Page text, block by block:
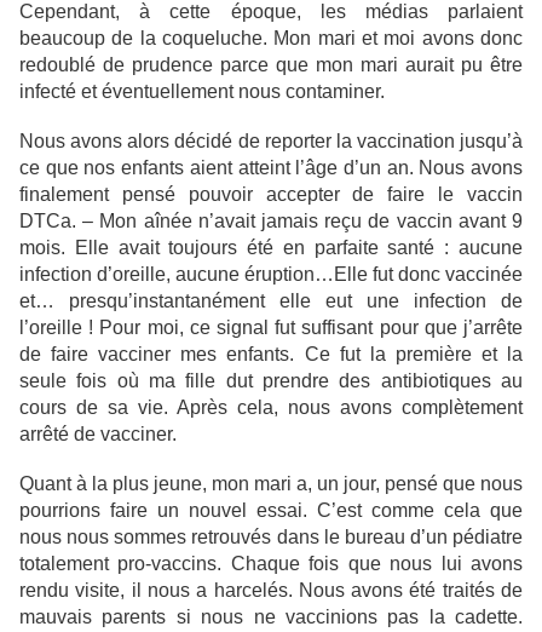
Cependant, à cette époque, les médias parlaient
beaucoup de la coqueluche. Mon mari et moi avons donc
redoublé de prudence parce que mon mari aurait pu être
infecté et éventuellement nous contaminer.
Nous avons alors décidé de reporter la vaccination jusqu’à
ce que nos enfants aient atteint l’âge d’un an. Nous avons
finalement pensé pouvoir accepter de faire le vaccin
DTCa. – Mon aînée n’avait jamais reçu de vaccin avant 9
mois. Elle avait toujours été en parfaite santé : aucune
infection d’oreille, aucune éruption…Elle fut donc vaccinée
et… presqu’instantanément elle eut une infection de
l’oreille ! Pour moi, ce signal fut suffisant pour que j’arrête
de faire vacciner mes enfants. Ce fut la première et la
seule fois où ma fille dut prendre des antibiotiques au
cours de sa vie. Après cela, nous avons complètement
arrêté de vacciner.
Quant à la plus jeune, mon mari a, un jour, pensé que nous
pourrions faire un nouvel essai. C’est comme cela que
nous nous sommes retrouvés dans le bureau d’un pédiatre
totalement pro-vaccins. Chaque fois que nous lui avons
rendu visite, il nous a harcelés. Nous avons été traités de
mauvais parents si nous ne vaccinions pas la cadette.